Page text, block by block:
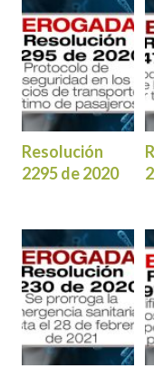
Resolución
2295 de 2020